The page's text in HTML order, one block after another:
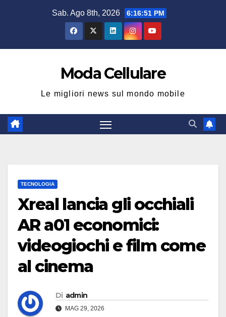
Sab. Ago 8th, 2026 6:16:52 PM
Moda Cellulare
Le migliori news sul mondo mobile
TECNOLOGIA
Xreal lancia gli occhiali
AR a01 economici:
videogiochi e film come
al cinema
Di admin
MAG 29, 2026